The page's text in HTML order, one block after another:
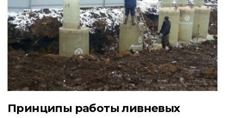
Принципы работы ливневых